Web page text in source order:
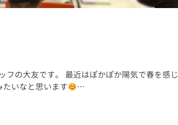
フの大友です。 最近はぽかぽか陽気で春を感じ
いなと思います
…